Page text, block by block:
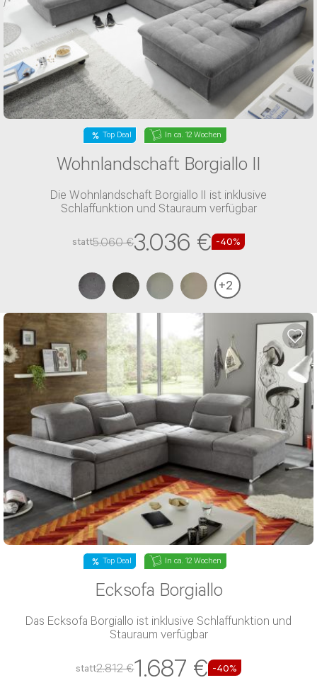
Top Deal In ca. 12 Wochen
Wohnlandschaft Borgiallo II
Die Wohnlandschaft Borgiallo II ist inklusive
Schlaffunktion und Stauraum verfügbar
statt5.060 €3.036 € -40%
+2
Top Deal In ca. 12 Wochen
Ecksofa Borgiallo
Das Ecksofa Borgiallo ist inklusive Schlaffunktion und
Stauraum verfügbar
statt2.812 €1.687 € -40%